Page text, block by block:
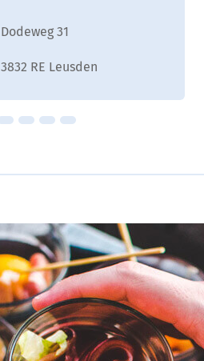
Dodeweg 31
3832 RE Leusden